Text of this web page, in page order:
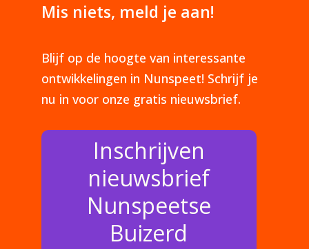
Mis niets, meld je aan!
Blijf op de hoogte van interessante
ontwikkelingen in Nunspeet! Schrijf je
nu in voor onze gratis nieuwsbrief.
Inschrijven
nieuwsbrief
Nunspeetse
Buizerd